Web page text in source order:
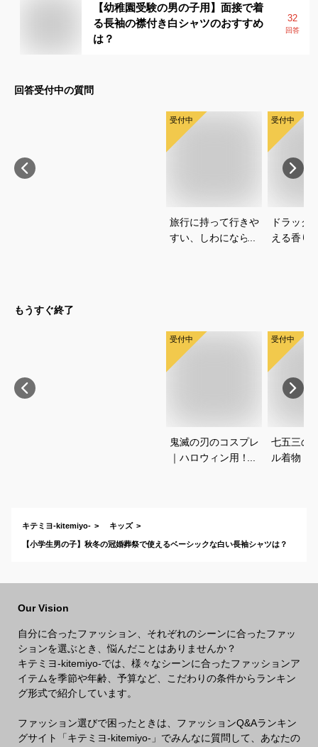
【幼稚園受験の男の子用】面接で着
る長袖の襟付き白シャツのおすすめ
は？
32
回答
回答受付中の質問
受付中
旅行に持って行きや
すい、しわにならな
受付中
ドラッグ
える香り
もうすぐ終了
受付中
鬼滅の刃のコスプレ
｜ハロウィン用！キ
受付中
七五三の
ル着物（
キテミヨ-kitemiyo- キッズ
【小学生男の子】秋冬の冠婚葬祭で使えるベーシックな白い長袖シャツは？
Our Vision
自分に合ったファッション、それぞれのシーンに合ったファッ
ションを選ぶとき、悩んだことはありませんか？
キテミヨ-kitemiyo-では、様々なシーンに合ったファッションア
イテムを季節や年齢、予算など、こだわりの条件からランキン
グ形式で紹介しています。
ファッション選びで困ったときは、ファッションQ&Aランキン
グサイト「キテミヨ-kitemiyo-」でみんなに質問して、あなたの